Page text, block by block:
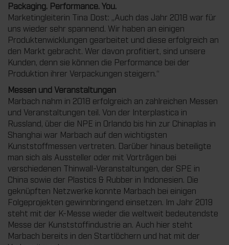
Packaging. Performance. You.
Marketingleiterin Tina Dost: „Auch das Jahr 2018 war für
uns wieder sehr spannend. Wir haben an einigen
Produktenwicklungen gearbeitet und diese erfolgreich an
den Markt gebracht. Wer davon profitiert, sind unsere
Kunden, denn sie können die Performance bei der
Produktion ihrer Verpackungen steigern.“
Messen und Veranstaltungen
Marbach nahm in 2018 erfolgreich an zahlreichen Messen
und Veranstaltungen teil. Von der Interplastica in
Russland, über die NPE in Orlando bis hin zur Chinaplas in
Shanghai war Marbach auf den wichtigsten
Kunststoffmessen vertreten. Darüber hinaus beteiligte
man sich als Aussteller oder mit Vorträgen bei
verschiedenen Thinwall-Veranstaltungen, der SPE in
China sowie der Plastics & Rubber in Indonesien. Die
geknüpften Netzwerke konnte Marbach bei einigen
Folgeprojekten gewinnbringend einsetzen. Im Jahr 2019
steht mit der K-Messe wieder die weltweit bedeutendste
Messe der Kunststoffindustrie an. Auch hier steht
Marbach bereits in den Startlöchern und hat mit der